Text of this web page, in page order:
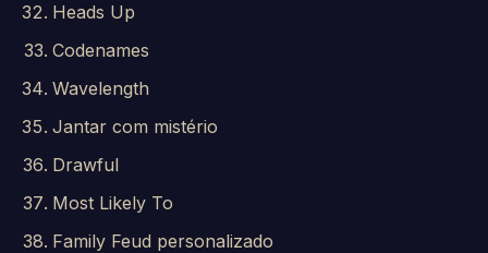
Heads Up
Codenames
Wavelength
Jantar com mistério
Drawful
Most Likely To
Family Feud personalizado